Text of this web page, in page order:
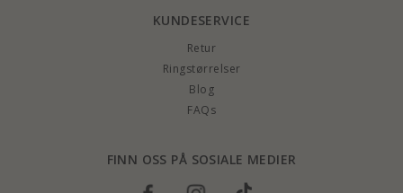
KUNDESERVICE
Retur
Ringstørrelser
Blog
FAQs
FINN OSS PÅ SOSIALE MEDIER